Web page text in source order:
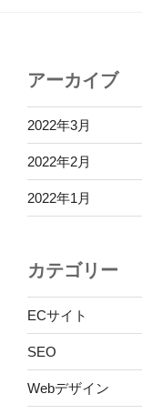
アーカイブ
2022年3月
2022年2月
2022年1月
カテゴリー
ECサイト
SEO
Webデザイン